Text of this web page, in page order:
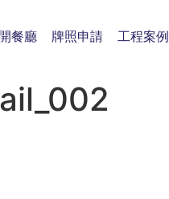
開餐廳 牌照申請 工程案例